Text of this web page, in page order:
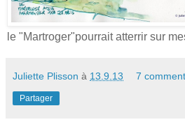
le "Martroger"pourrait atterrir sur
Juliette Plisson à 13.9.13 7
Partager